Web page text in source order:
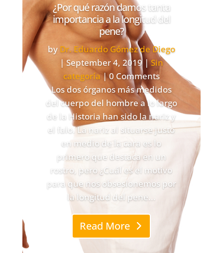
¿Por qué razón damos tanta
importancia a la longitud del
pene?
by Dr. Eduardo Gómez de Diego
| September 4, 2019|Sin
categoría| 0 Comments
Los dos órganos más medidos
del cuerpo del hombre a lo largo
de la Historia han sido la nariz y
el falo. La nariz al situarse justo
en medio de la cara es lo
primero que destaca en un
rostro, pero ¿Cuál es el motivo
para que nos obsesionemos por
la longitud del pene...
Read More